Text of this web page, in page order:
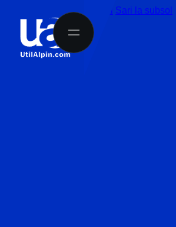
Sari la conținutul principal Sari la subsol